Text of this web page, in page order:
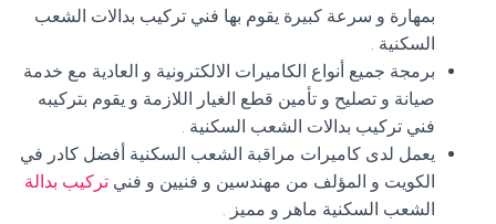
بمهارة و سرعة كبيرة يقوم بها فني تركيب بدالات الشعب
السكنية .
برمجة جميع أنواع الكاميرات الالكترونية و العادية مع خدمة
صيانة و تصليح و تأمين قطع الغيار اللازمة و يقوم بتركيبه
فني تركيب بدالات الشعب السكنية .
يعمل لدى كاميرات مراقبة الشعب السكنية أفضل كادر في
الكويت و المؤلف من مهندسين و فنيين و فني تركيب بدالة
الشعب السكنية ماهر و مميز .